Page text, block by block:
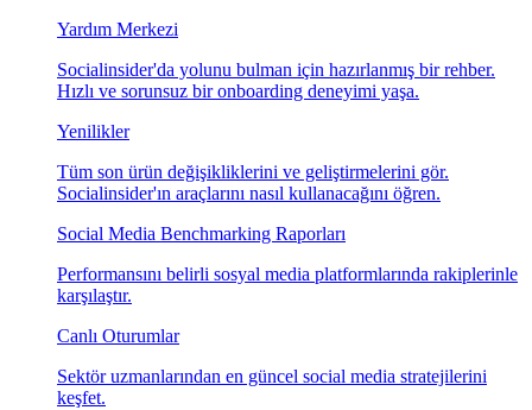
Yardım Merkezi
Socialinsider'da yolunu bulman için hazırlanmış bir rehber.
Hızlı ve sorunsuz bir onboarding deneyimi yaşa.
Yenilikler
Tüm son ürün değişikliklerini ve geliştirmelerini gör.
Socialinsider'ın araçlarını nasıl kullanacağını öğren.
Social Media Benchmarking Raporları
Performansını belirli sosyal media platformlarında rakiplerinle
karşılaştır.
Canlı Oturumlar
Sektör uzmanlarından en güncel social media stratejilerini
keşfet.